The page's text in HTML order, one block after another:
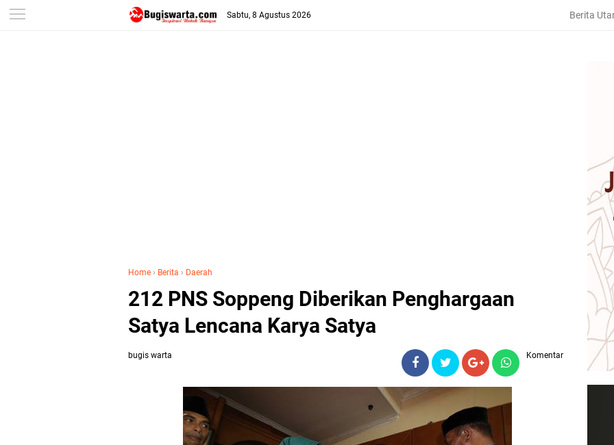
-->
Sabtu, 8 Agustus 2026 Berita
Home › Berita › Daerah
212 PNS Soppeng Diberikan Penghargaan
Satya Lencana Karya Satya
bugis warta Komentar